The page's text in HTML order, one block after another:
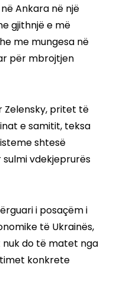
Ankara në një
gjithnjë e më
me mungesa në
për mbrojtjen
Zelensky, pritet të
e samitit, teksa
shtesë
vdekjeprurës
i posaçëm i
të Ukrainës,
nuk do të matet nga
konkrete